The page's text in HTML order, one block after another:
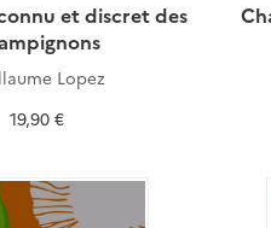
et discret des
Lopez
19,90 €